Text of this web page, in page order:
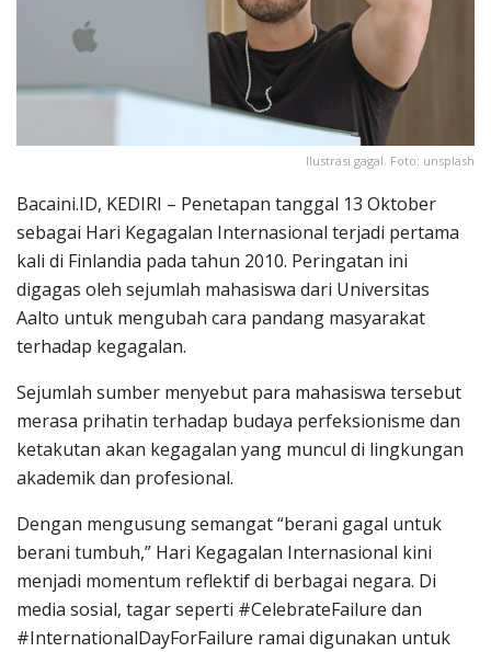
Ilustrasi gagal. Foto: unsplash
Bacaini.ID, KEDIRI – Penetapan tanggal 13 Oktober
sebagai Hari Kegagalan Internasional terjadi pertama
kali di Finlandia pada tahun 2010. Peringatan ini
digagas oleh sejumlah mahasiswa dari Universitas
Aalto untuk mengubah cara pandang masyarakat
terhadap kegagalan.
Sejumlah sumber menyebut para mahasiswa tersebut
merasa prihatin terhadap budaya perfeksionisme dan
ketakutan akan kegagalan yang muncul di lingkungan
akademik dan profesional.
Dengan mengusung semangat “berani gagal untuk
berani tumbuh,” Hari Kegagalan Internasional kini
menjadi momentum reflektif di berbagai negara. Di
media sosial, tagar seperti #CelebrateFailure dan
#InternationalDayForFailure ramai digunakan untuk